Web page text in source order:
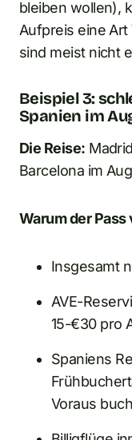
bleiben wollen),
Aufpreis eine
sind meist nicht
Beispiel 3:
Spanien im
Die Reise:
Barcelona im
Warum der
Insgesamt
AVE-
15-€30 pro
Spaniens
Voraus